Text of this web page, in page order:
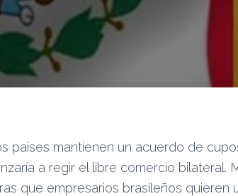
países mantienen un acuerdo de
a regir el libre comercio
que empresarios brasileños quieren